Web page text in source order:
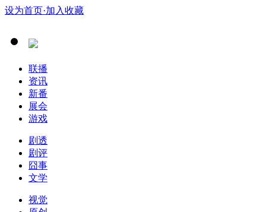
设为首页·加入收藏
联播
资讯
新番
展会
游戏
剧透
剧评
囧事
文学
视觉